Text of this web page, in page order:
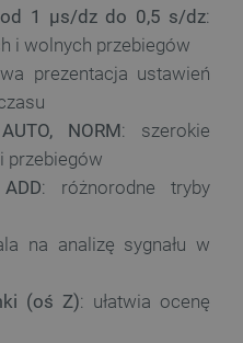
1 μs/dz do 0,5 s/dz:
i wolnych przebiegów
prezentacja ustawień
NORM: szerokie
przebiegów
: różnorodne tryby
na analizę sygnału w
(oś Z): ułatwia ocenę